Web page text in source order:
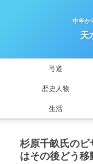
中年か
天
弓道
歴史人物
生活
杉原千畝氏のビ
はその後どう移